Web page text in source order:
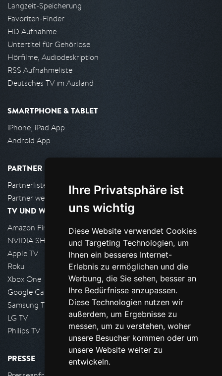
Ihre Privatsphäre ist
uns wichtig
Diese Website verwendet Cookies
und Targeting Technologien, um
Ihnen ein besseres Internet-
Erlebnis zu ermöglichen und die
Werbung, die Sie sehen, besser an
Ihre Bedürfnisse anzupassen.
Diese Technologien nutzen wir
außerdem, um Ergebnisse zu
messen, um zu verstehen, woher
unsere Besucher kommen oder um
unsere Website weiter zu
entwickeln.
Langzeit-Speicherung
Favoriten-Finder
HD Aufnahme
Untertitel für Gehörlose
Hörfilme, Audiodeskription
RSS Aufnahmeliste
Deutsches TV im Ausland
SMARTPHONE & TABLET
iPhone, iPad App
Android App
PARTNER
Partnerliste
Partner werden
TV UND WOHNZIMMER
Amazon FireTV
NVIDIA SHIELD, Google TV
Apple TV
Roku
Xbox One
Google Cast
Samsung TV
LG TV
Philips TV
PRESSE